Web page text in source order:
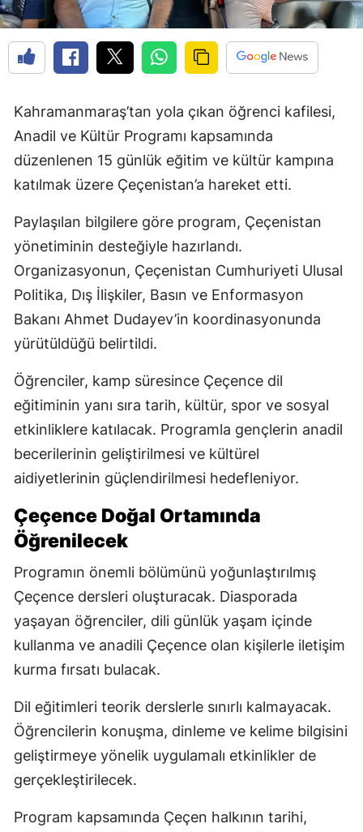
Kahramanmaraş’tan yola çıkan öğrenci kafilesi,
Anadil ve Kültür Programı kapsamında
düzenlenen 15 günlük eğitim ve kültür kampına
katılmak üzere Çeçenistan’a hareket etti.
Paylaşılan bilgilere göre program, Çeçenistan
yönetiminin desteğiyle hazırlandı.
Organizasyonun, Çeçenistan Cumhuriyeti Ulusal
Politika, Dış İlişkiler, Basın ve Enformasyon
Bakanı Ahmet Dudayev’in koordinasyonunda
yürütüldüğü belirtildi.
Öğrenciler, kamp süresince Çeçence dil
eğitiminin yanı sıra tarih, kültür, spor ve sosyal
etkinliklere katılacak. Programla gençlerin anadil
becerilerinin geliştirilmesi ve kültürel
aidiyetlerinin güçlendirilmesi hedefleniyor.
Çeçence Doğal Ortamında
Öğrenilecek
Programın önemli bölümünü yoğunlaştırılmış
Çeçence dersleri oluşturacak. Diasporada
yaşayan öğrenciler, dili günlük yaşam içinde
kullanma ve anadili Çeçence olan kişilerle iletişim
kurma fırsatı bulacak.
Dil eğitimleri teorik derslerle sınırlı kalmayacak.
Öğrencilerin konuşma, dinleme ve kelime bilgisini
geliştirmeye yönelik uygulamalı etkinlikler de
gerçekleştirilecek.
Program kapsamında Çeçen halkının tarihi,